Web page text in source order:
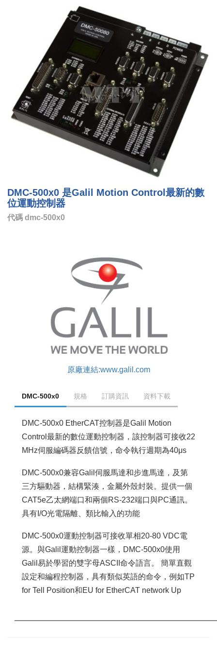
DMC-500x0 是Galil Motion Control最新的數
位運動控制器
代碼 dmc-500x0
原廠連結:www.galil.com
DMC-500x0 規格 訂購資訊 資料下載
DMC-500x0 EtherCAT控制器是Galil Motion
Control最新的數位運動控制器，該控制器可接收22
MHz伺服編碼器反饋信號，命令執行週期為40μs
DMC-500x0兼容Galil伺服馬達和步進馬達，及第
三方驅動器，結構緊湊，金屬外殼封裝。提供一個
CAT5e乙太網端口和兩個RS-232端口與PC通訊。
具有I/O光電隔離、類比輸入的功能
DMC-500x0運動控制器可接收單相20-80 VDC電
源。與Galil運動控制器一樣，DMC-500x0使用
Galil易於學習的雙字母ASCII命令語言。 簡單直觀
設定和編程控制器，具有類似英語的命令，例如TP
for Tell Position和EU for EtherCAT network Up